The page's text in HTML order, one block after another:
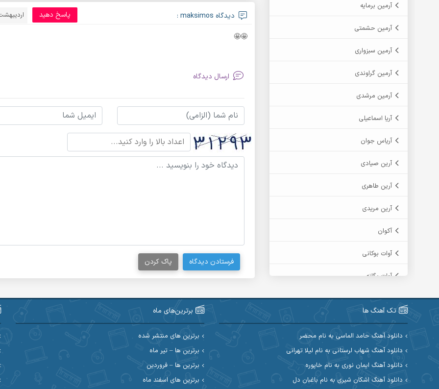
آرمین برمایه
آرمین حشمتی
آرمین سبزواری
آرمین گراوندی
آرمین مرشدی
آریا اسماعیلی
آریاس جوان
آرین صیادی
آرین طاهری
آرین مریدی
آکوان
آوات بوکانی
آوات یگانه
آیت احمدنژاد
آیهان
ابراهیم شمس
ابوالحسن جاویدان
دیدگاه maksimos : اردیبهشت 2, پاسخ دهید
🤩🤩
ارسال دیدگاه
فرستادن دیدگاه پاک کردن
تک آهنگ ها
دانلود آهنگ حامد الماسی به نام محضر
دانلود آهنگ شهاب لرستانی به نام لیلا تهرانی
دانلود آهنگ ایمان نوری به نام خاپوره
دانلود آهنگ اشکان شیری به نام باغبان دل
برترین‌های ماه
برترین های منتشر شده
برترین ها – تیر ماه
برترین ها – فروردین
برترین های اسفند ماه